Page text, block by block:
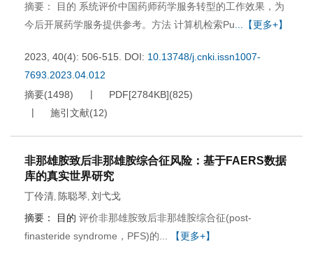
摘要： 目的 系统评价中国药师药学服务转型的工作效果，为
今后开展药学服务提供参考。方法 计算机检索Pu ...【更多+】
2023, 40(4): 506-515. DOI: 10.13748/j.cnki.issn1007-
7693.2023.04.012
摘要(1498) PDF[2784KB](825)
施引文献(12)
非那雄胺致后非那雄胺综合征风险：基于FAERS数据
库的真实世界研究
丁伶清, 陈聪琴, 刘弋戈
摘要：
目的 评价非那雄胺致后非那雄胺综合征(post-
finasteride syndrome，PFS)的...
【更多+】